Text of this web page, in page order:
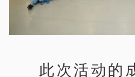
此次活动的